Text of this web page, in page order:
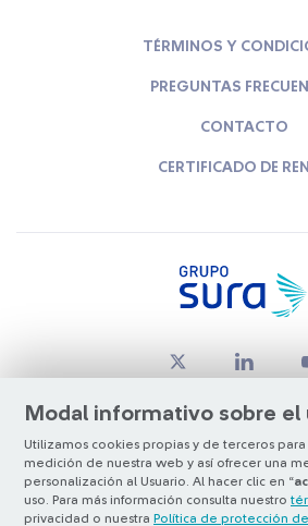
Modal informativo sobre el
Utilizamos cookies propias y de terceros
medición de nuestra web y así ofrecer una
personalización al Usuario. Al hacer clic en “
uso. Para más información consulta nuestro
privacidad o nuestra Política de protección
TÉRMINOS Y
PREGUNTAS
CONTACTO
CERTIFICADO DE
© Copyright Grupo